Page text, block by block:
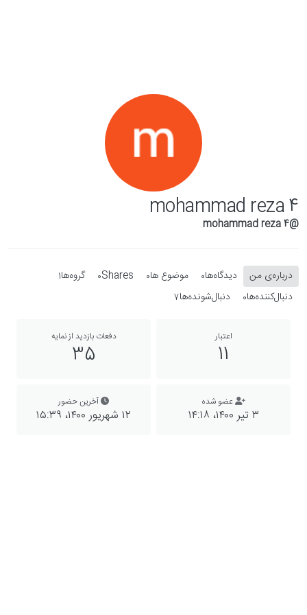
mohammad reza 4
@mohammad reza 4
درباره‌‌ی من دیدگاه‌ها0 موضوع ها0
Shares
0 گروه‌ها1
دنبال‌کننده‌ها0 دنبال‌شونده‌ها7
اعتبار
11
دفعات بازدید از نمایه
35
عضو شده
۳ تیر ۱۴۰۰،‏ ۱۴:۱۸
آخرین حضور
۱۲ شهریور ۱۴۰۰،‏ ۱۵:۳۹